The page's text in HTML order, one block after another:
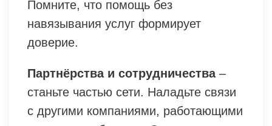
Помните, что помощь без
навязывания услуг формирует
доверие.
Партнёрства и сотрудничества–
станьте частью сети. Наладьте связи
с другими компаниями, работающими